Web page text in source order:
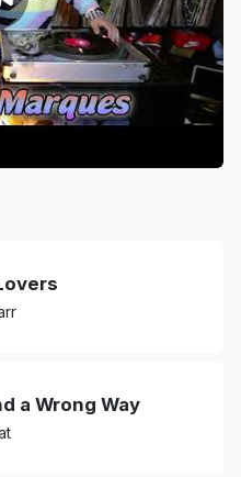
a Wrong Way